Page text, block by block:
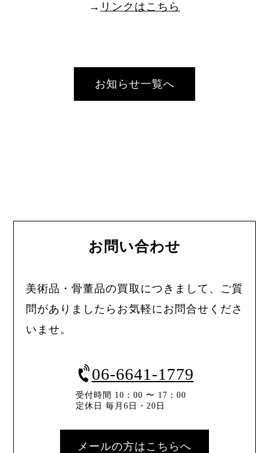
→ リンクはこちら
お知らせ一覧へ
お問い合わせ
美術品・骨董品の買取につきまして、ご質
問がありましたらお気軽にお問合せくださ
いませ。
06-6641-1779
受付時間 10：00 〜 17：00
定休日 毎月6日・20日
メールの方はこちらへ